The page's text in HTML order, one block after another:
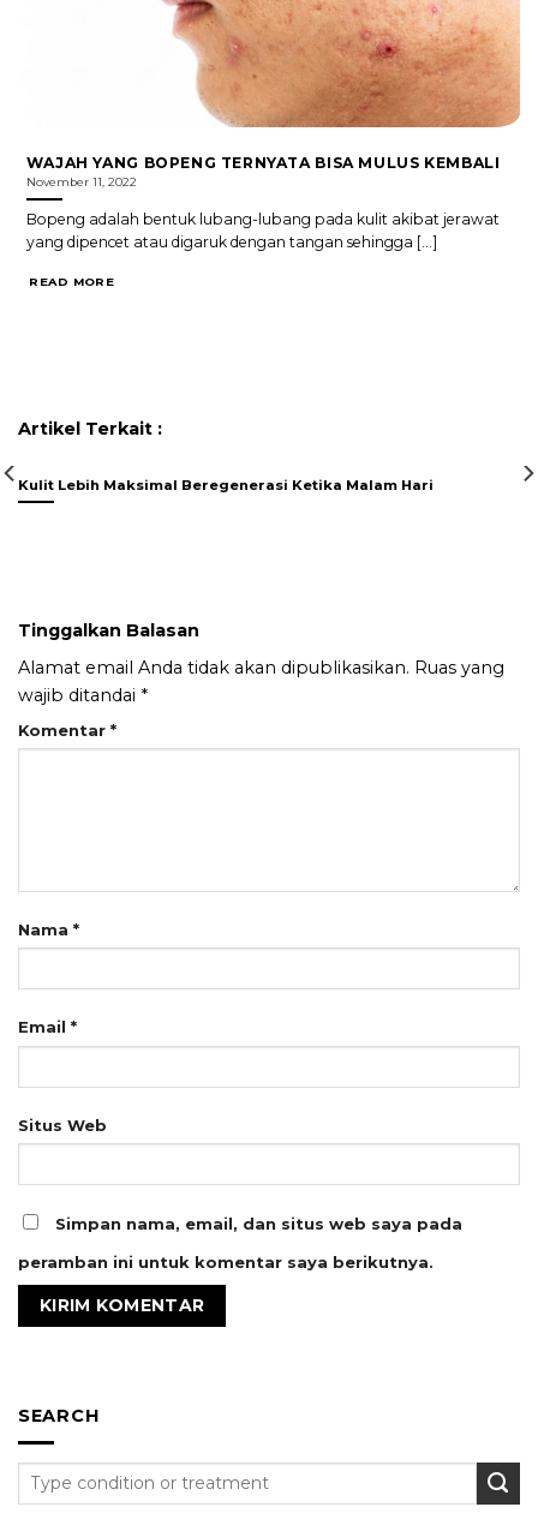
WAJAH YANG BOPENG TERNYATA BISA MULUS KEMBALI
November 11, 2022
Bopeng adalah bentuk lubang-lubang pada kulit akibat jerawat
yang dipencet atau digaruk dengan tangan sehingga [...]
READ MORE
Artikel Terkait :
Kulit Lebih Maksimal Beregenerasi Ketika Malam Hari
Tinggalkan Balasan
Alamat email Anda tidak akan dipublikasikan. Ruas yang
wajib ditandai *
Komentar *
Nama *
Email *
Situs Web
Simpan nama, email, dan situs web saya pada
peramban ini untuk komentar saya berikutnya.
SEARCH